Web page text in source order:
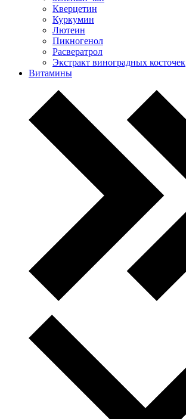
Кверцетин
Куркумин
Лютеин
Пикногенол
Расвератрол
Экстракт виноградных косточек
Витамины